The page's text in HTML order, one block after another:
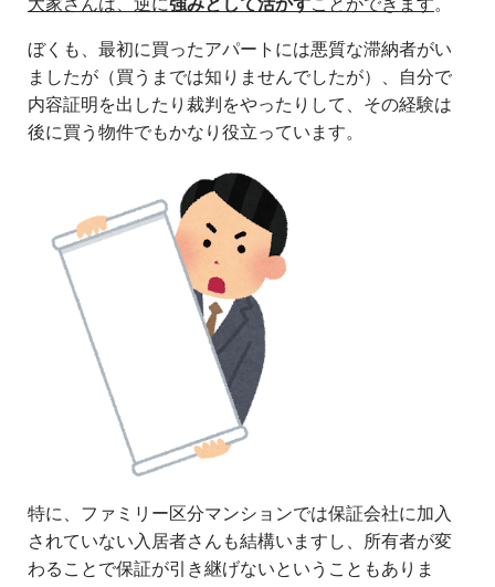
大家さんは、逆に強みとして活かすことができます。
ぼくも、最初に買ったアパートには悪質な滞納者がい
ましたが（買うまでは知りませんでしたが）、自分で
内容証明を出したり裁判をやったりして、その経験は
後に買う物件でもかなり役立っています。
特に、ファミリー区分マンションでは保証会社に加入
されていない入居者さんも結構いますし、所有者が変
わることで保証が引き継げないということもありま